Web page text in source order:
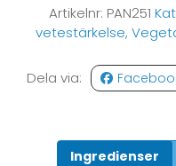
Artikelnr: PAN251
vetestärkelse,
Dela via:
Ingredienser